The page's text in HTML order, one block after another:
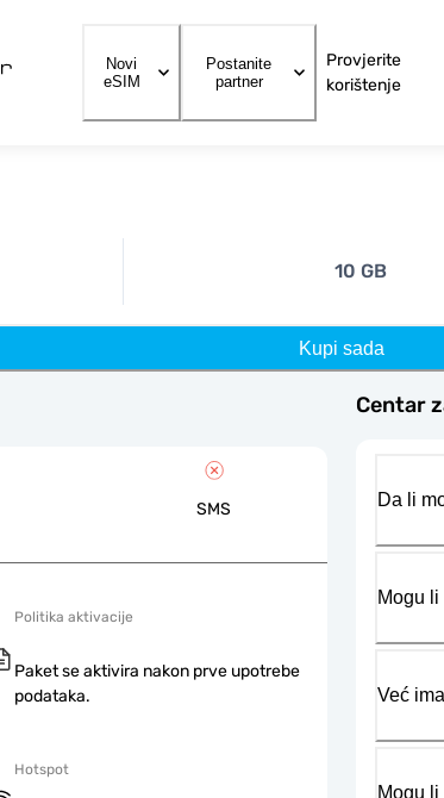
Novi
eSIM
Postanite
partner
Provjerite
korištenje
10 GB
Kupi sada
SMS
Politika aktivacije
Paket se aktivira nakon prve upotrebe
podataka.
Hotspot
Centar
Da li
Mogu
Već
Mogu